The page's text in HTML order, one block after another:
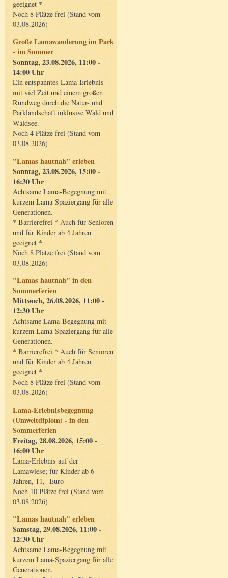
geeignet *
Noch 8 Plätze frei (Stand vom
03.08.2026)
Große Lamawanderung im Park
- im Sommer
Sonntag, 23.08.2026, 11:00 -
14:00 Uhr
Ein entspanntes Lama-Erlebnis
mit viel Zeit und einem großen
Rundweg durch die Natur- und
Parklandschaft inklusive Wald und
Waldsee.
Noch 4 Plätze frei (Stand vom
03.08.2026)
"Lamas hautnah" erleben
Sonntag, 23.08.2026, 15:00 -
16:30 Uhr
Achtsame Lama-Begegnung mit
kurzem Lama-Spaziergang für alle
Generationen.
* Barrierefrei * Auch für Senioren
und für Kinder ab 4 Jahren
geeignet *
Noch 8 Plätze frei (Stand vom
03.08.2026)
"Lamas hautnah" in den
Sommerferien
Mittwoch, 26.08.2026, 11:00 -
12:30 Uhr
Achtsame Lama-Begegnung mit
kurzem Lama-Spaziergang für alle
Generationen.
* Barrierefrei * Auch für Senioren
und für Kinder ab 4 Jahren
geeignet *
Noch 8 Plätze frei (Stand vom
03.08.2026)
Lama-Erlebnisbegegnung
(Umweltdiplom) - in den
Sommerferien
Freitag, 28.08.2026, 15:00 -
16:00 Uhr
Lama-Erlebnis auf der
Lamawiese; für Kinder ab 6
Jahren, 11,- Euro
Noch 10 Plätze frei (Stand vom
03.08.2026)
"Lamas hautnah" erleben
Samstag, 29.08.2026, 11:00 -
12:30 Uhr
Achtsame Lama-Begegnung mit
kurzem Lama-Spaziergang für alle
Generationen.